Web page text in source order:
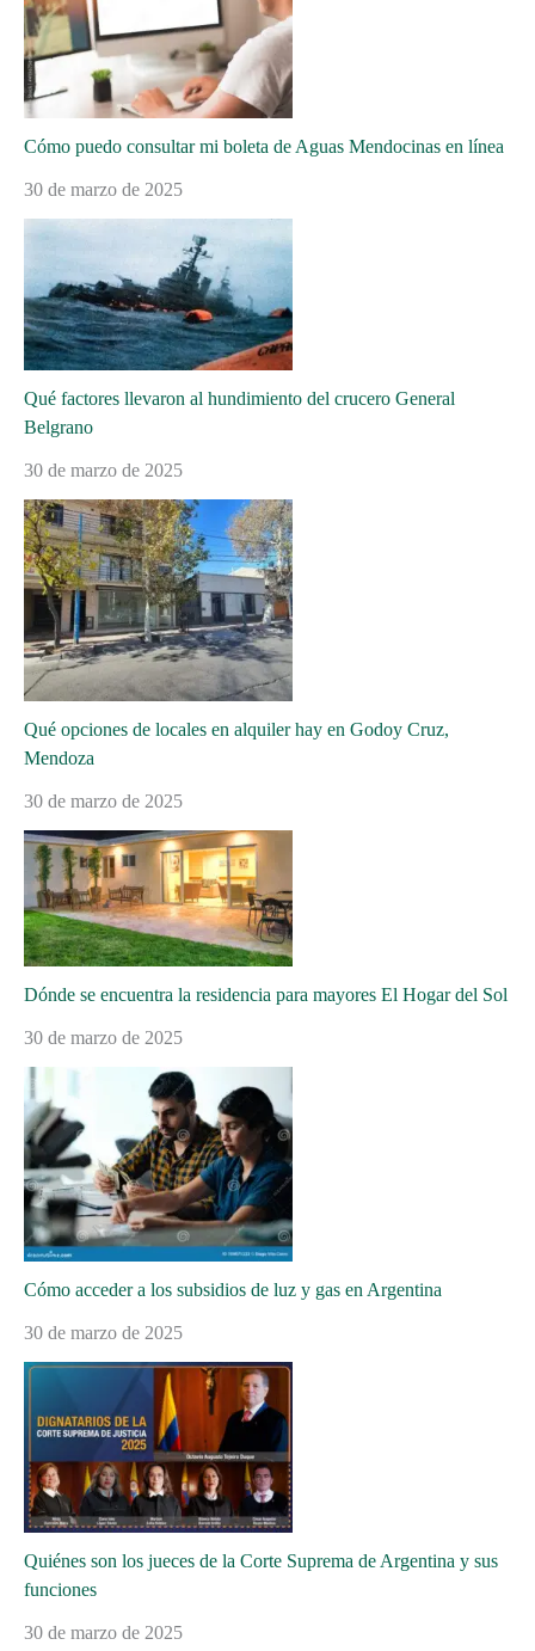
Cómo puedo consultar mi boleta de Aguas Mendocinas en línea
30 de marzo de 2025
Qué factores llevaron al hundimiento del crucero General
Belgrano
30 de marzo de 2025
Qué opciones de locales en alquiler hay en Godoy Cruz,
Mendoza
30 de marzo de 2025
Dónde se encuentra la residencia para mayores El Hogar del Sol
30 de marzo de 2025
Cómo acceder a los subsidios de luz y gas en Argentina
30 de marzo de 2025
Quiénes son los jueces de la Corte Suprema de Argentina y sus
funciones
30 de marzo de 2025